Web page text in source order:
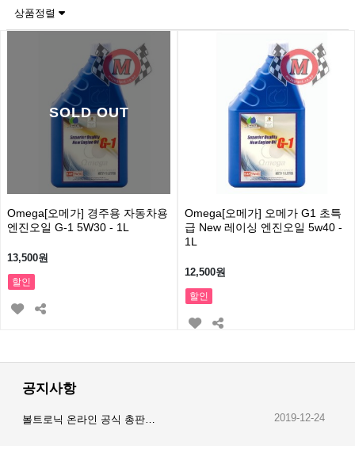
상품정렬
SOLD OUT
Omega[오메가] 경주용 자동차용
엔진오일 G-1 5W30 - 1L
13,500원
할인
Omega[오메가] 오메가 G1 초특
급 New 레이싱 엔진오일 5w40 -
1L
12,500원
할인
공지사항
볼트로닉 온라인 공식 총판… 2019-12-24